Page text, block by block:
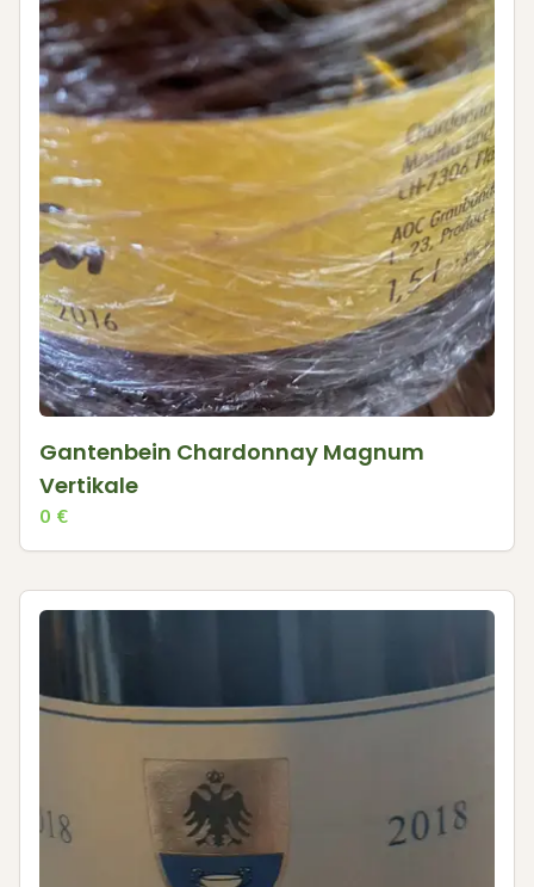
Gantenbein Chardonnay Magnum
Vertikale
0 €